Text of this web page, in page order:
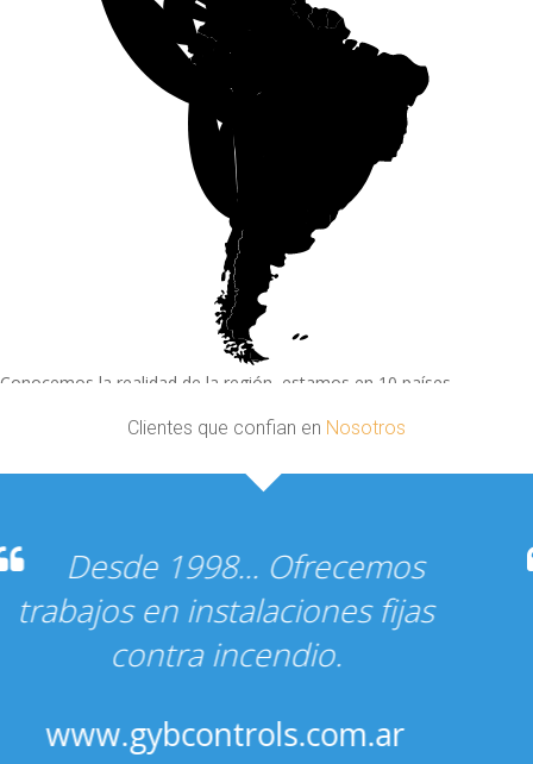
Conocemos la realidad de la región, estamos en 10 países.
Clientes que confian en Nosotros
Gracias por el hosting de mi
tienda de Vinilos decorativos!